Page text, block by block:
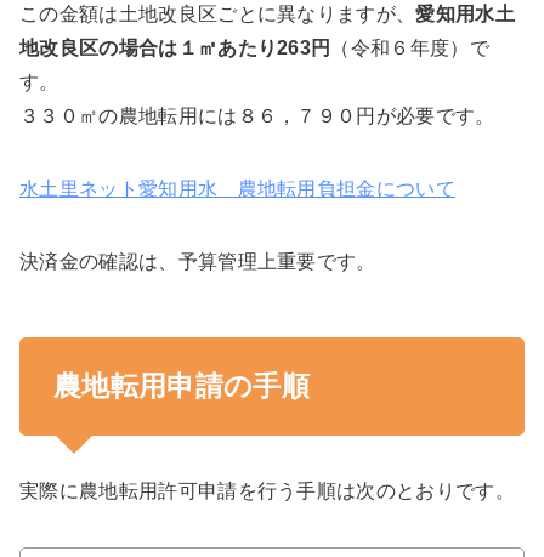
この金額は土地改良区ごとに異なりますが、愛知用水土
地改良区の場合は１㎡あたり263円
（令和６年度）で
す。
３３０㎡の農地転用には８６，７９０円が必要です。
水土里ネット愛知用水 農地転用負担金について
決済金の確認は、予算管理上重要です。
農地転用申請の手順
実際に農地転用許可申請を行う手順は次のとおりです。